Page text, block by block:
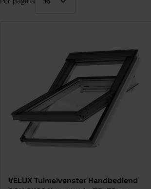
VELUX Tuimelvenster Handbediend